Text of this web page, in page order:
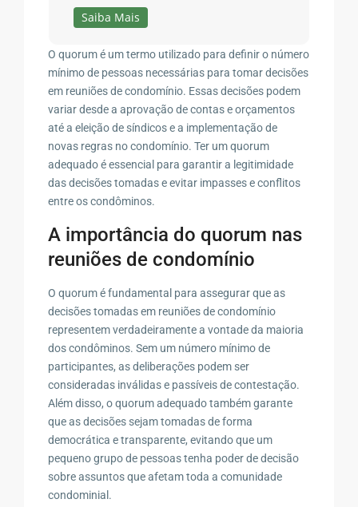
Saiba Mais
O quorum é um termo utilizado para definir o número
mínimo de pessoas necessárias para tomar decisões
em reuniões de condomínio. Essas decisões podem
variar desde a aprovação de contas e orçamentos
até a eleição de síndicos e a implementação de
novas regras no condomínio. Ter um quorum
adequado é essencial para garantir a legitimidade
das decisões tomadas e evitar impasses e conflitos
entre os condôminos.
A importância do quorum nas
reuniões de condomínio
O quorum é fundamental para assegurar que as
decisões tomadas em reuniões de condomínio
representem verdadeiramente a vontade da maioria
dos condôminos. Sem um número mínimo de
participantes, as deliberações podem ser
consideradas inválidas e passíveis de contestação.
Além disso, o quorum adequado também garante
que as decisões sejam tomadas de forma
democrática e transparente, evitando que um
pequeno grupo de pessoas tenha poder de decisão
sobre assuntos que afetam toda a comunidade
condominial.